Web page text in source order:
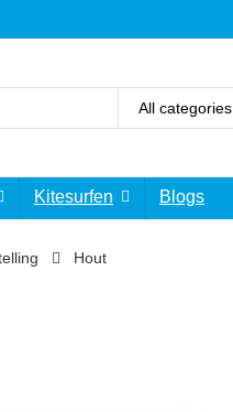
All categories
Kitesurfen Blogs
‎Hout